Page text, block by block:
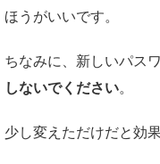
ほうがいいです。
ちなみに、新しいパス
しないでください。
少し変えただけだと効